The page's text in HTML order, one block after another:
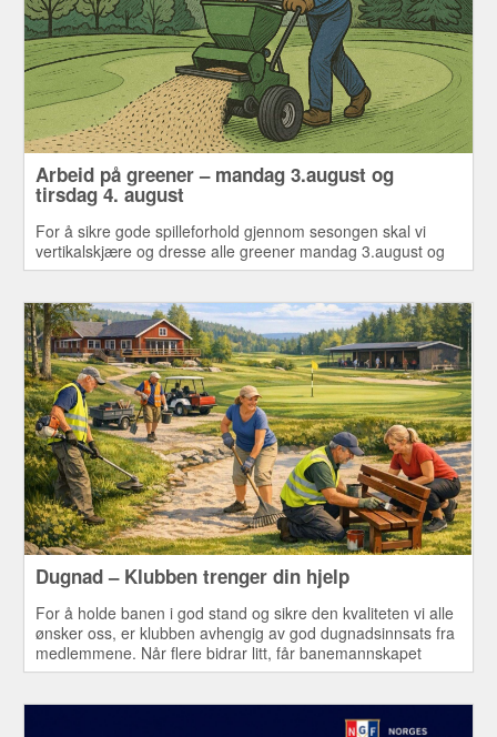
Arbeid på greener – mandag 3.august og
tirsdag 4. august
For å sikre gode spilleforhold gjennom sesongen skal vi
vertikalskjære og dresse alle greener mandag 3.august og
tirsdag 4. august.
Dugnad – Klubben trenger din hjelp
For å holde banen i god stand og sikre den kvaliteten vi alle
ønsker oss, er klubben avhengig av god dugnadsinnsats fra
medlemmene. Når flere bidrar litt, får banemannskapet
bedre tid til de viktigste oppgavene – blant annet pleie av